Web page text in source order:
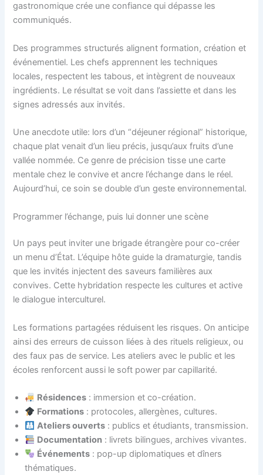
gastronomique crée une confiance qui dépasse les
communiqués.
Des programmes structurés alignent formation, création et
événementiel. Les chefs apprennent les techniques
locales, respectent les tabous, et intègrent de nouveaux
ingrédients. Le résultat se voit dans l’assiette et dans les
signes adressés aux invités.
Une anecdote utile: lors d’un “déjeuner régional” historique,
chaque plat venait d’un lieu précis, jusqu’aux fruits d’une
vallée nommée. Ce genre de précision tisse une carte
mentale chez le convive et ancre l’échange dans le réel.
Aujourd’hui, ce soin se double d’un geste environnemental.
Programmer l’échange, puis lui donner une scène
Un pays peut inviter une brigade étrangère pour co-créer
un menu d’État. L’équipe hôte guide la dramaturgie, tandis
que les invités injectent des saveurs familières aux
convives. Cette hybridation respecte les cultures et active
le dialogue interculturel.
Les formations partagées réduisent les risques. On anticipe
ainsi des erreurs de cuisson liées à des rituels religieux, ou
des faux pas de service. Les ateliers avec le public et les
écoles renforcent aussi le soft power par capillarité.
Résidences : immersion et co-création.
Formations : protocoles, allergènes, cultures.
Ateliers ouverts : publics et étudiants, transmission.
Documentation : livrets bilingues, archives vivantes.
Événements : pop-up diplomatiques et dîners
thématiques.